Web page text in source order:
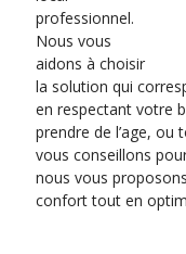
professionnel.
Nous vous
aidons à choisir
la solution qui
en respectant votre
prendre de l’age, ou
vous conseillons
nous vous
confort tout en